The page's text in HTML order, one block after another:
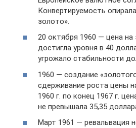
Конвертируемость
золото».
20 октября 1960 — цена
достигла уровня в 40
угрожало стабильности
1960 — создание
сдерживание роста цены
1960 г. по конец 1967 г.
не превышала 35,35
Март 1961 — ревальвация